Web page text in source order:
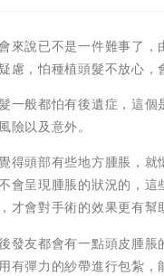
來說已不是一件難事了
慮，怕種植頭髮不放心，
一般都怕有後遺症，這
險以及意外。
得頭部有些地方腫脹，
會呈現腫脹的狀況的，
才會對手術的效果更有幫
發友都會有一點頭皮腫
有彈力的紗帶進行包紮